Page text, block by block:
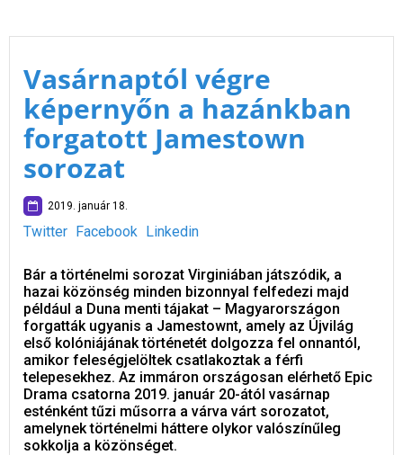
Vasárnaptól végre
képernyőn a hazánkban
forgatott Jamestown
sorozat
2019. január 18.
Twitter Facebook Linkedin
Bár a történelmi sorozat Virginiában játszódik, a
hazai közönség minden bizonnyal felfedezi majd
például a Duna menti tájakat – Magyarországon
forgatták ugyanis a Jamestownt, amely az Újvilág
első kolóniájának történetét dolgozza fel onnantól,
amikor feleségjelöltek csatlakoztak a férfi
telepesekhez. Az immáron országosan elérhető Epic
Drama csatorna 2019. január 20-ától vasárnap
esténként tűzi műsorra a várva várt sorozatot,
amelynek történelmi háttere olykor valószínűleg
sokkolja a közönséget.